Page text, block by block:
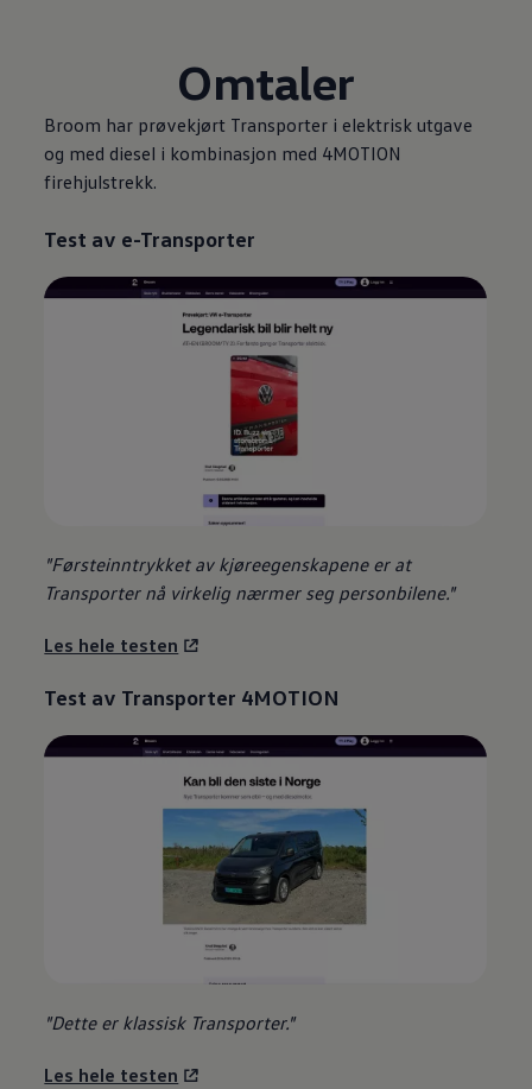
Omtaler
Broom har prøvekjørt Transporter i elektrisk utgave
og med diesel i kombinasjon med 4MOTION
firehjulstrekk.
Test av e-Transporter
"Førsteinntrykket av kjøreegenskapene er at
Transporternå virkelig nærmer seg personbilene."
Les hele testen
Test av Transporter 4MOTION
"Dette er klassisk Transporter."
Les hele testen